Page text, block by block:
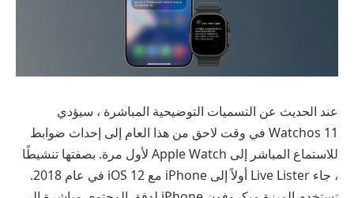
عند الحديث عن التسميات التوضيحية المباشرة ، سيؤدي
Watchos 11 في وقت لاحق من هذا العام إلى إحداث ضوابط
للاستماع المباشر إلى Apple Watch لأول مرة. بصفتها تنشيطًا
، جاء Live Lister أولاً إلى iPhone مع iOS 12 في عام 2018.